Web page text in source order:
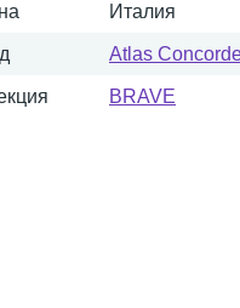
Италия
Atlas
BRAVE